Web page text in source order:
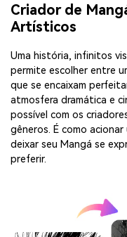
Criador de
Artísticos
Uma história, infinitos
permite escolher entre
que se encaixam
atmosfera dramática e
possível com os
gêneros. É como
deixar seu Mangá se
preferir.